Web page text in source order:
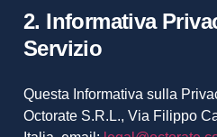
2. Informativa
Servizio
Questa Informativa sulla
Octorate S.R.L., Via Filippo